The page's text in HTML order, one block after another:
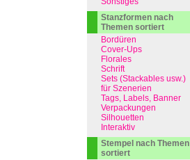
Stanzformen nach
Themen sortiert
Bordüren
Cover-Ups
Florales
Schrift
Sets (Stackables usw.)
für Szenerien
Tags, Labels, Banner
Verpackungen
Silhouetten
Interaktiv
Stempel nach Themen
sortiert